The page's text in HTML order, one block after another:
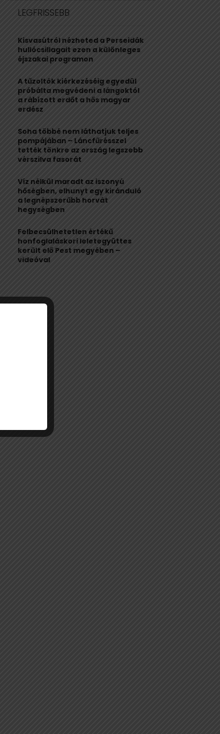
h
o
r
:
R
H
LEGFRISSEBB
Kisvasútról nézheted a Perseidák
hullócsillagait ezen a különleges
éjszakai programon
A tűzoltók kiérkezéséig egyedül
próbálta megvédeni a lángoktól
a rábízott erdőt a hős magyar
erdész
Soha többé nem láthatjuk teljes
pompájában – Láncfűrésszel
tették tönkre az ország legszebb
vérszilva fasorát
Víz nélkül maradt az iszonyú
hőségben, elhunyt egy kiránduló
a legnépszerűbb horvát
hegységben
Felbecsülhetetlen értékű
honfoglaláskori leletegyüttes
került elő Pest megyében –
videóval